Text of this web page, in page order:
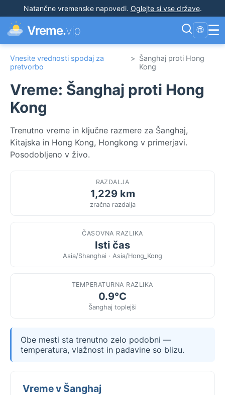
Natančne vremenske napovedi. Oglejte si vse države.
Vreme.vip 🌐 ☰
Vnesite vrednosti spodaj za
pretvorbo
> Šanghaj proti Hong
Kong
Vreme: Šanghaj proti Hong
Kong
Trenutno vreme in ključne razmere za Šanghaj,
Kitajska in Hong Kong, Hongkong v primerjavi.
Posodobljeno v živo.
RAZDALJA
1,229 km
zračna razdalja
ČASOVNA RAZLIKA
Isti čas
Asia/Shanghai · Asia/Hong_Kong
TEMPERATURNA RAZLIKA
0.9°C
Šanghaj toplejši
Obe mesti sta trenutno zelo podobni —
temperatura, vlažnost in padavine so blizu.
Vreme v Šanghaj